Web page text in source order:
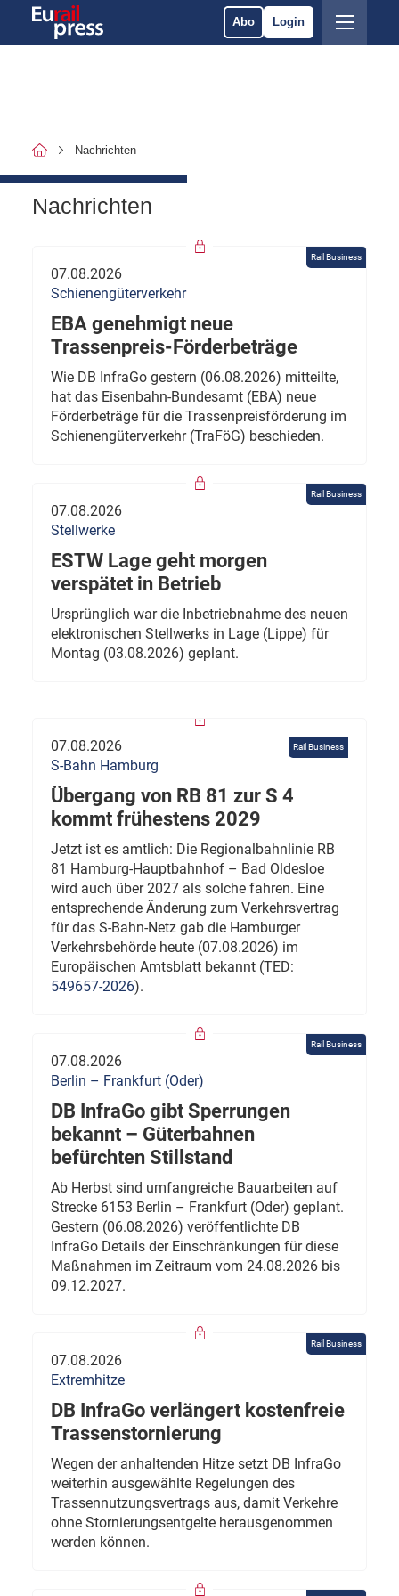
Abo Login
Nachrichten
Nachrichten
Rail Business
07.08.2026
Schienengüterverkehr
EBA genehmigt neue
Trassenpreis-Förderbeträge
Wie DB InfraGo gestern (06.08.2026) mitteilte,
hat das Eisenbahn-Bundesamt (EBA) neue
Förderbeträge für die Trassenpreisförderung im
Schienengüterverkehr (TraFöG) beschieden.
Rail Business
07.08.2026
Stellwerke
ESTW Lage geht morgen
verspätet in Betrieb
Ursprünglich war die Inbetriebnahme des neuen
elektronischen Stellwerks in Lage (Lippe) für
Montag (03.08.2026) geplant.
Rail Business
07.08.2026
S-Bahn Hamburg
Übergang von RB 81 zur S 4
kommt frühestens 2029
Jetzt ist es amtlich: Die Regionalbahnlinie RB
81 Hamburg-Hauptbahnhof – Bad Oldesloe
wird auch über 2027 als solche fahren. Eine
entsprechende Änderung zum Verkehrsvertrag
für das S-Bahn-Netz gab die Hamburger
Verkehrsbehörde heute (07.08.2026) im
Europäischen Amtsblatt bekannt (TED:
549657-2026).
Rail Business
07.08.2026
Berlin – Frankfurt (Oder)
DB InfraGo gibt Sperrungen
bekannt – Güterbahnen
befürchten Stillstand
Ab Herbst sind umfangreiche Bauarbeiten auf
Strecke 6153 Berlin – Frankfurt (Oder) geplant.
Gestern (06.08.2026) veröffentlichte DB
InfraGo Details der Einschränkungen für diese
Maßnahmen im Zeitraum vom 24.08.2026 bis
09.12.2027.
Rail Business
07.08.2026
Extremhitze
DB InfraGo verlängert kostenfreie
Trassenstornierung
Wegen der anhaltenden Hitze setzt DB InfraGo
weiterhin ausgewählte Regelungen des
Trassennutzungsvertrags aus, damit Verkehre
ohne Stornierungsentgelte herausgenommen
werden können.